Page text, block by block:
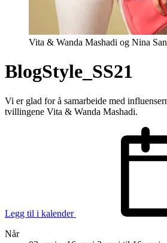
Vita & Wanda Mashadi og Nina
BlogStyle_SS21
Vi er glad for å samarbeide med
tvillingene Vita & Wanda Mashadi.
Legg til i kalender
Når